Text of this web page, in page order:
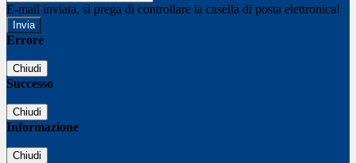
E-mail inviata, si prega di controllare la casella di posta elettronica!
Errore
Chiudi
Successo
Chiudi
Informazione
Chiudi